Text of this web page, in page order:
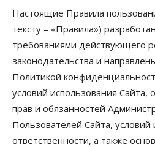
Настоящие Правила
тексту – «Правила»)
требованиями действующего
законодательства и
Политикой
условий использования
прав и обязанностей
Пользователей Сайта, условий
ответственности, а также